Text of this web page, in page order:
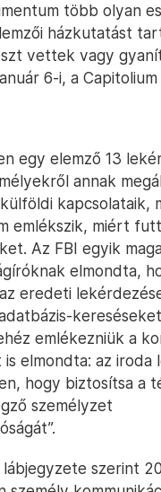
több olyan
házkutatást
vettek vagy
6-i, a Capitolium
egy elemző 13
annak
kapcsolataik,
emlékszik, miért
Az FBI egyik
elmondta,
eredeti
emlékezniük a
is elmondta: az
hogy biztosítsa a
személyzet
szerint